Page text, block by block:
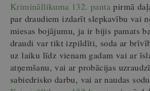
Krimināllikuma 132. panta pirmā
par draudiem izdarīt slepkavību vai
miesas bojājumu, ja ir bijis pamats
draudi var tikt izpildīti, soda ar
uz laiku līdz vienam gadam vai ar
atņemšanu, vai ar probācijas
sabiedrisko darbu, vai ar naudas